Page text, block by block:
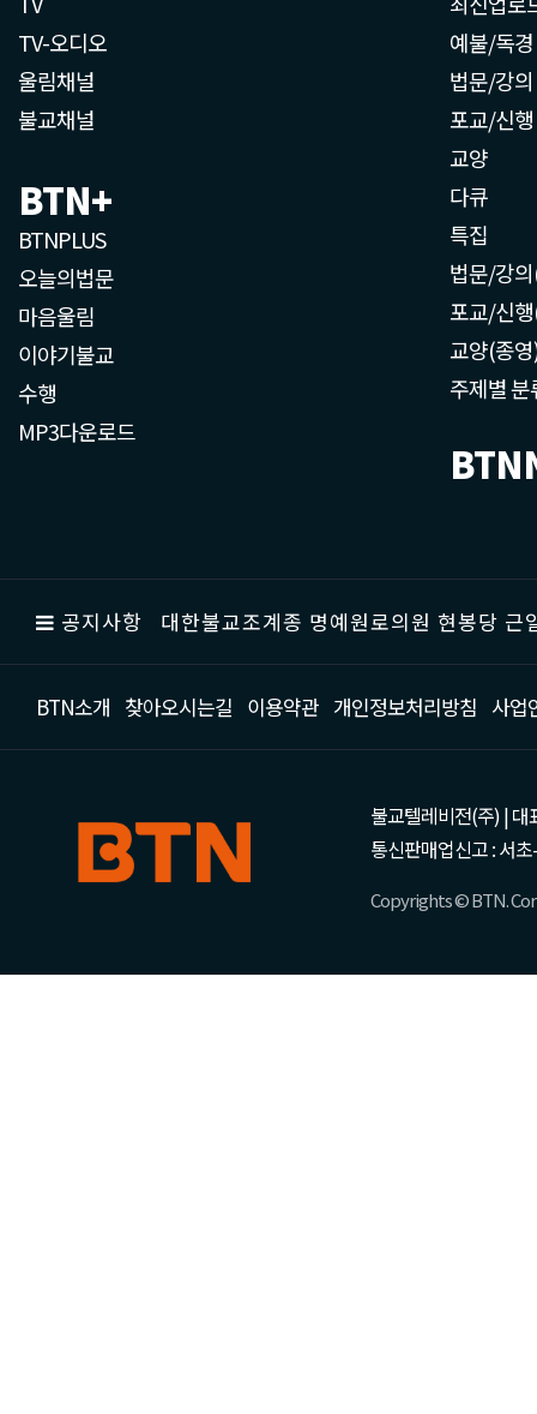
TV-오디오
울림채널
불교채널
BTN+
BTNPLUS
오늘의법문
마음울림
이야기불교
수행
MP3다운로드
예불/독경
법문/강의
포교/신행
교양
다큐
특집
법문/강
포교/신
교양(종
주제별 분
공지사항 대한불교조계종 명예원로의원 현봉당
BTN소개 찾아오시는길 이용약관 개인정보처리방침 사업
불교텔레비전(주) | 대
통신판매업신고 : 서
Copyrights © BTN.